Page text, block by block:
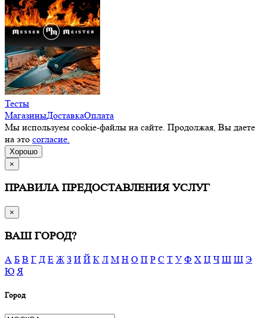
Тесты
МагазиныДоставкаОплата
Мы используем cookie-файлы на сайте. Продолжая, Вы даете
на это согласие.
Хорошо
×
ПРАВИЛА ПРЕДОСТАВЛЕНИЯ УСЛУГ
×
ВАШ ГОРОД?
А Б В Г Д Е Ж З И Й К Л М Н О П Р С Т У Ф Х Ц Ч Ш Щ Э
Ю Я
Город